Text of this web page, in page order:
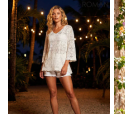
Marvel
Paw Patrol
Peppa Pig
Gaming
Harry Potter
Spider man
New In
Trainers
Hoodies & Sweatshirts
T-Shirts & Vests
Leggings
Swim